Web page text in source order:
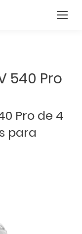
Buscar:
540 Pro
Pro de 4
para